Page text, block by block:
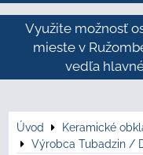
Využite možnosť
mieste v
vedľa
Úvod Keramické
Výrobca Tubadzin /